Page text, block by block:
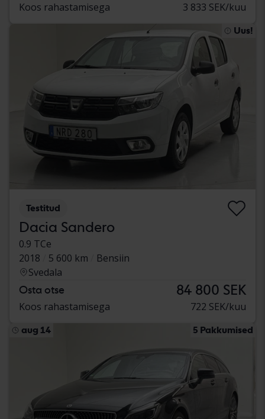
Koos rahastamisega 3 833 SEK/kuu
Uus!
Testitud
Dacia Sandero
0.9 TCe
2018
5 600 km
Bensiin
Svedala
Osta otse 84 800 SEK
Koos rahastamisega 722 SEK/kuu
aug 14 5 Pakkumised